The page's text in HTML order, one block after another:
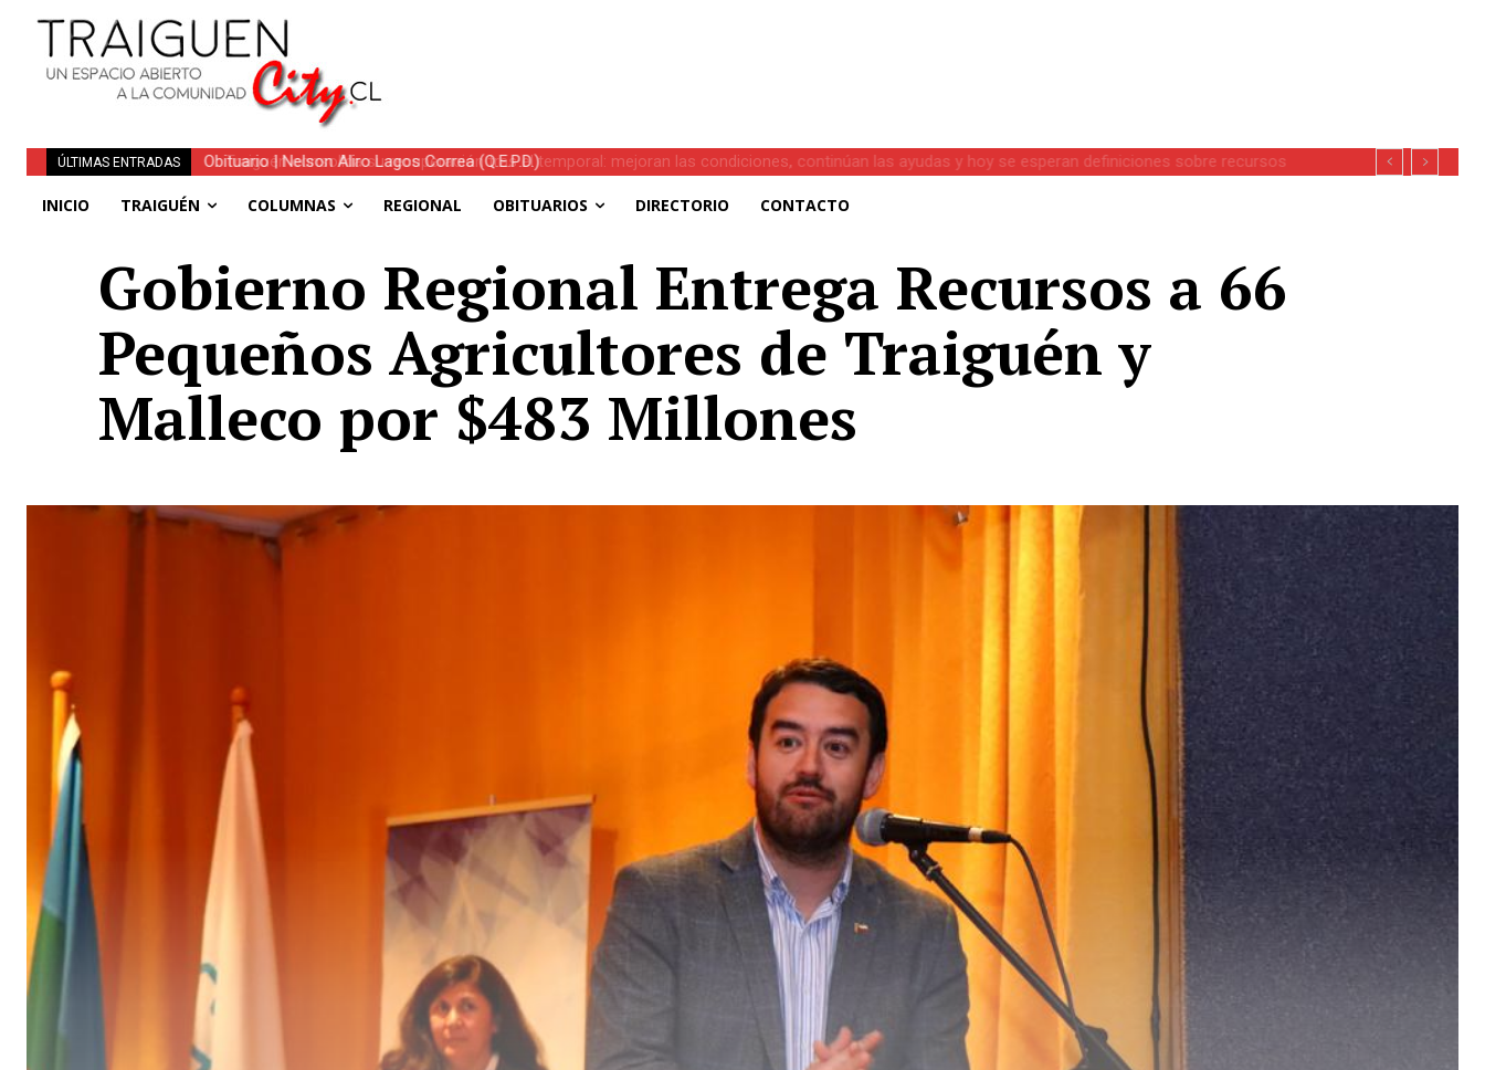
ÚLTIMAS ENTRADAS
Traiguén consolida su recuperación tras el temporal: mejoran las condiciones, continúan las ayudas y hoy se esperan definiciones sobre recursos
INICIO TRAIGUÉN COLUMNAS REGIONAL OBITUARIOS DIRECTORIO CONTACTO
Gobierno Regional Entrega Recursos a 66
Pequeños Agricultores de Traiguén y
Malleco por $483 Millones